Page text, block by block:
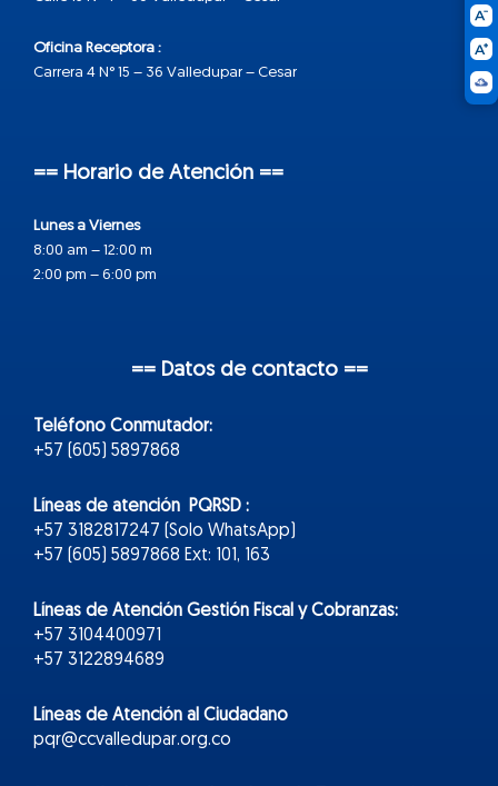
Oficina Receptora :
Carrera 4 N° 15 – 36 Valledupar – Cesar
== Horario de Atención ==
Lunes a Viernes
8:00 am – 12:00 m
2:00 pm – 6:00 pm
== Datos de contacto ==
Teléfono Conmutador:
+57 (605) 5897868
Líneas de atención PQRSD :
+57 3182817247 (Solo WhatsApp)
+57 (605) 5897868 Ext: 101, 163
Líneas de Atención Gestión Fiscal y Cobranzas:
+57 3104400971
+57 3122894689
Líneas de Atención al Ciudadano
pqr@ccvalledupar.org.co